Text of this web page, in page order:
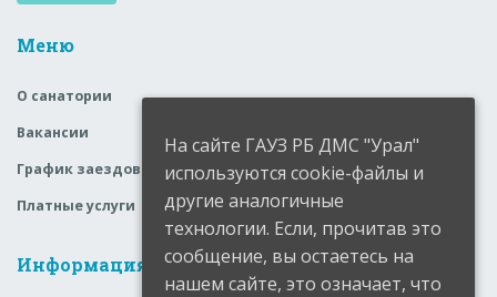
Меню
О санатории
Вакансии
График заездов
Платные услуги
Информация
На сайте ГАУЗ РБ ДМС "Урал"
используются cookie-файлы и
другие аналогичные
технологии. Если, прочитав это
сообщение, вы остаетесь на
нашем сайте, это означает, что